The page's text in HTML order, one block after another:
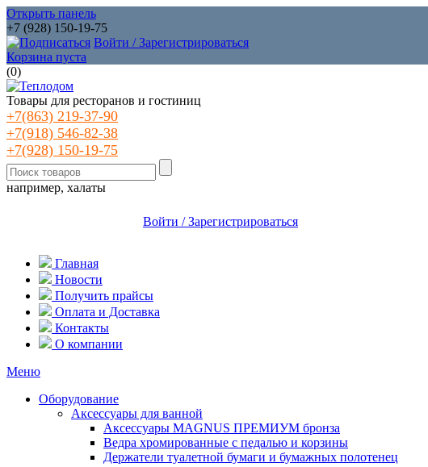
Открыть панель
+7 (928) 150-19-75
Войти / Зарегистрироваться
Корзина пуста
(0)
Товары для ресторанов и гостиниц
+7(863) 219-37-90
+7(918) 546-82-38
+7(928) 150-19-75
например, халаты
Войти / Зарегистрироваться
Главная
Новости
Получить прайсы
Оплата и Доставка
Контакты
О компании
Меню
Оборудование
Аксессуары для ванной
Аксессуары MAGNUS ПРЕМИУМ бронза
Ведра хромированные с педалью и корзины
Держатели туалетной бумаги и бумажных полотенец